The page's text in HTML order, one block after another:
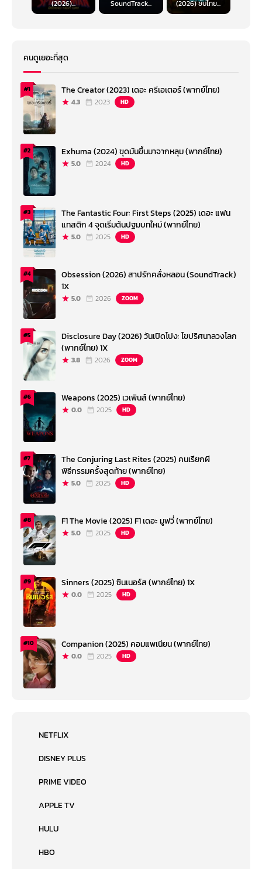
(2026)... SoundTrack... (2026) ซับไทย...
คนดูเยอะที่สุด
#1 The Creator (2023) เดอะ ครีเอเตอร์ (พากย์ไทย)
4.3 2023 HD
#2 Exhuma (2024) ขุดมันขึ้นมาจากหลุม (พากย์ไทย)
5.0 2024 HD
#3
The Fantastic Four: First Steps (2025) เดอะ แฟน
แทสติก 4 จุดเริ่มต้นปฐมบทใหม่ (พากย์ไทย)
5.0 2025 HD
#4
Obsession (2026) สาปรักคลั่งหลอน (SoundTrack)
1X
5.0 2026 ZOOM
#5
Disclosure Day (2026) วันเปิดโปง: ไขปริศนาลวงโลก
(พากย์ไทย) 1X
3.8 2026 ZOOM
#6 Weapons (2025) เวเพินส์ (พากย์ไทย)
0.0 2025 HD
#7
The Conjuring Last Rites (2025) คนเรียกผี
พิธีกรรมครั้งสุดท้าย (พากย์ไทย)
5.0 2025 HD
#8 F1 The Movie (2025) F1 เดอะ มูฟวี่ (พากย์ไทย)
5.0 2025 HD
#9 Sinners (2025) ซินเนอร์ส (พากย์ไทย) 1X
0.0 2025 HD
#10 Companion (2025) คอมแพเนียน (พากย์ไทย)
0.0 2025 HD
NETFLIX
DISNEY PLUS
PRIME VIDEO
APPLE TV
HULU
HBO